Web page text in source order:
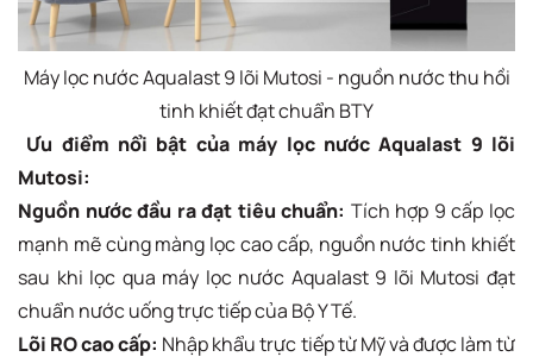
Máy lọc nước Aqualast 9 lõi Mutosi - nguồn nước thu hồi
tinh khiết đạt chuẩn BTY
Ưu điểm nổi bật của máy lọc nước Aqualast 9 lõi
Mutosi:
Nguồn nước đầu ra đạt tiêu chuẩn: Tích hợp 9 cấp lọc
mạnh mẽ cùng màng lọc cao cấp, nguồn nước tinh khiết
sau khi lọc qua máy lọc nước Aqualast 9 lõi Mutosi đạt
chuẩn nước uống trực tiếp của Bộ Y Tế.
Lõi RO cao cấp: Nhập khẩu trực tiếp từ Mỹ và được làm từ